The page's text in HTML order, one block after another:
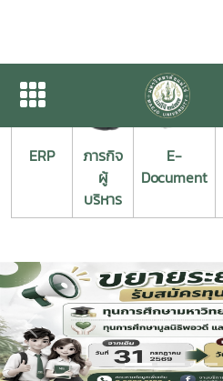
ERP
ภารกิจ
ผู้
บริหาร
E-
Document
Previous